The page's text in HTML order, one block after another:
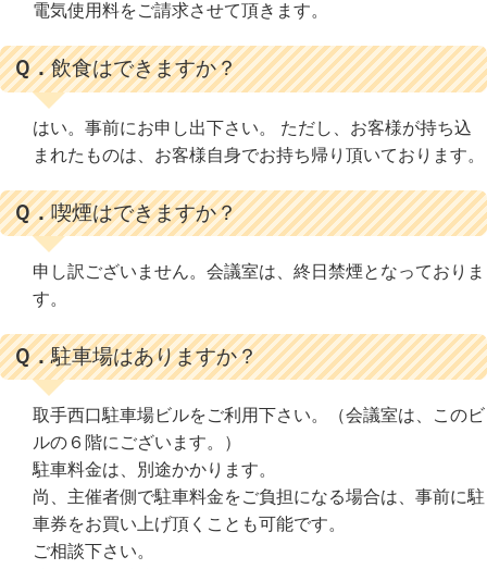
電気使用料をご請求させて頂きます。
Ｑ．飲食はできますか？
はい。事前にお申し出下さい。 ただし、お客様が持ち込
まれたものは、お客様自身でお持ち帰り頂いております。
Ｑ．喫煙はできますか？
申し訳ございません。会議室は、終日禁煙となっておりま
す。
Ｑ．駐車場はありますか？
取手西口駐車場ビルをご利用下さい。（会議室は、このビ
ルの６階にございます。）
駐車料金は、別途かかります。
尚、主催者側で駐車料金をご負担になる場合は、事前に駐
車券をお買い上げ頂くことも可能です。
ご相談下さい。